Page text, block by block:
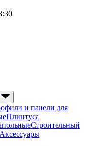
и панели для
Плинтуса
Строительный
Аксессуары